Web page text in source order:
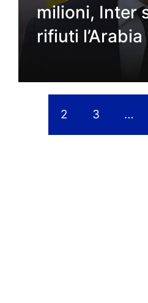
milioni, Inter
rifiuti l’Arabia
2 3 …